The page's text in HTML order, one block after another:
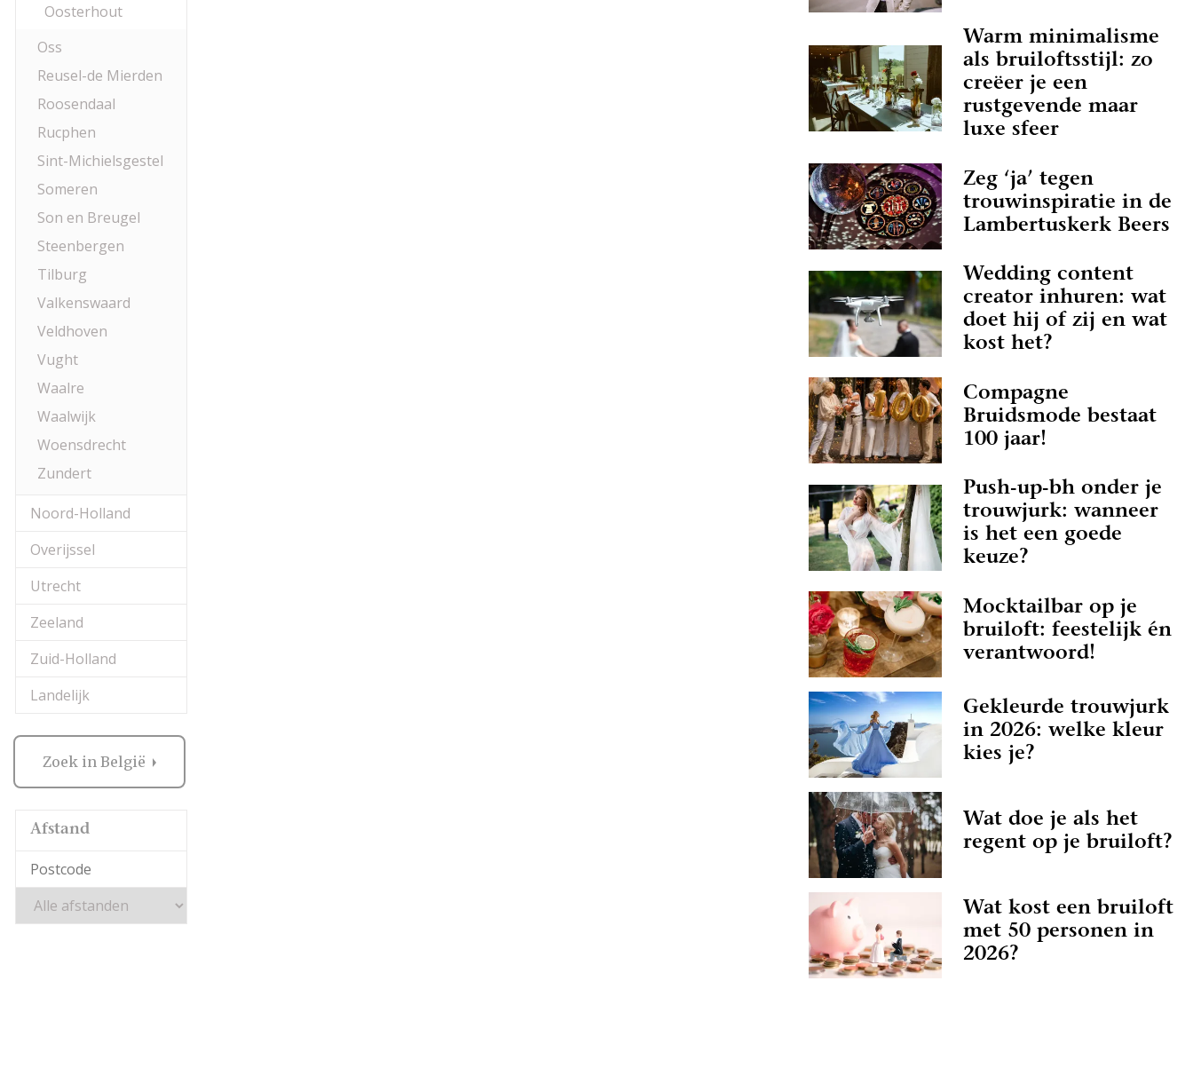
Oosterhout
Oss
Reusel-de Mierden
Roosendaal
Rucphen
Sint-Michielsgestel
Someren
Son en Breugel
Steenbergen
Tilburg
Valkenswaard
Veldhoven
Vught
Waalre
Waalwijk
Woensdrecht
Zundert
Noord-Holland
Overijssel
Utrecht
Zeeland
Zuid-Holland
Landelijk
Zoek in België
Afstand
Warm minimalisme
als bruiloftsstijl: zo
creëer je een
rustgevende maar
luxe sfeer
Zeg ‘ja’ tegen
trouwinspiratie in de
Lambertuskerk Beers
Wedding content
creator inhuren: wat
doet hij of zij en wat
kost het?
Compagne
Bruidsmode bestaat
100 jaar!
Push-up-bh onder je
trouwjurk: wanneer
is het een goede
keuze?
Mocktailbar op je
bruiloft: feestelijk én
verantwoord!
Gekleurde trouwjurk
in 2026: welke kleur
kies je?
Wat doe je als het
regent op je bruiloft?
Wat kost een bruiloft
met 50 personen in
2026?